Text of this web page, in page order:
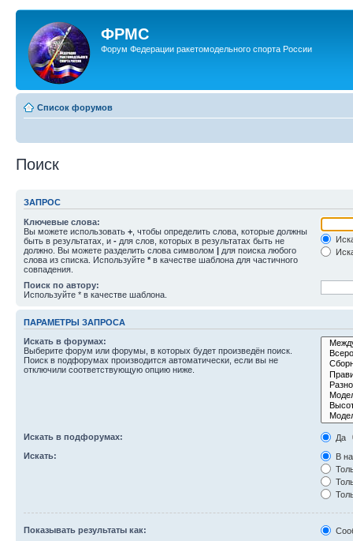
ФРМС
Форум Федерации ракетомодельного спорта России
Список форумов
Поиск
ЗАПРОС
Ключевые слова:
Вы можете использовать + , чтобы определить слова, которые должны
быть в результатах, и - для слов, которых в результатах быть не
должно. Вы можете разделить слова символом | для поиска любого
слова из списка. Используйте * в качестве шаблона для частичного
совпадения.
Поиск по автору:
Используйте * в качестве шаблона.
ПАРАМЕТРЫ ЗАПРОСА
Искать в форумах:
Выберите форум или форумы, в которых будет произведён поиск.
Поиск в подфорумах производится автоматически, если вы не
отключили соответствующую опцию ниже.
Искать в подфорумах:
Да
Искать:
В
Показывать результаты как: